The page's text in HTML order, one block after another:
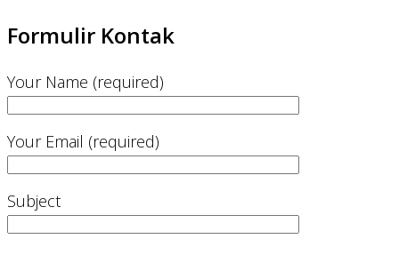
Formulir Kontak
Your Name (required)
Your Email (required)
Subject